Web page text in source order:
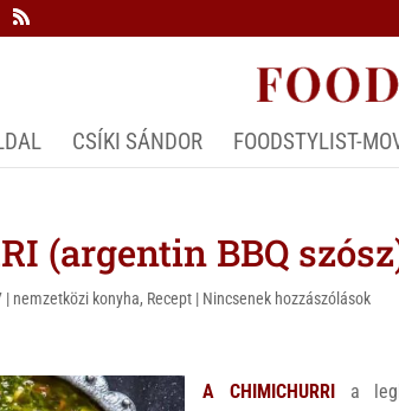
CSÍKI SÁNDOR FOODSTYLIST-
(argentin BBQ
| nemzetközi konyha, Recept | Nincsenek hozzászólások
A CHIMICHURRIa